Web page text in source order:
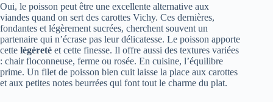
Oui, le poisson peut être une excellente alternative aux
viandes quand on sert des carottes Vichy. Ces dernières,
fondantes et légèrement sucrées, cherchent souvent un
partenaire qui n’écrase pas leur délicatesse. Le poisson apporte
cette légèreté et cette finesse. Il offre aussi des textures variées
: chair floconneuse, ferme ou rosée. En cuisine, l’équilibre
prime. Un filet de poisson bien cuit laisse la place aux carottes
et aux petites notes beurrées qui font tout le charme du plat.